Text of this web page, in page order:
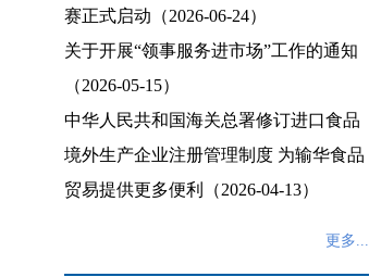
赛正式启动（2026-06-24）
关于开展“领事服务进市场”工作的通知
（2026-05-15）
中华人民共和国海关总署修订进口食品
境外生产企业注册管理制度 为输华食品
贸易提供更多便利（2026-04-13）
更多...